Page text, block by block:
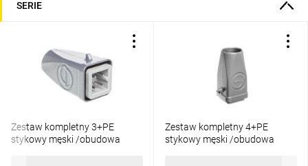
SERIE
Zestaw kompletny 3+PE
stykowy męski /obudowa
Zestaw kompletny 4+PE
stykowy męski /obudowa